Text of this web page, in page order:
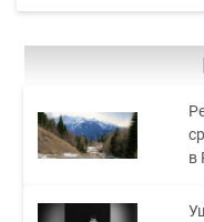
в